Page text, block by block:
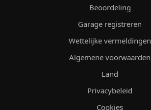
Beoordeling
Garage registreren
Wettelijke vermeldingen
Algemene voorwaarden
Land
Privacybeleid
Cookies